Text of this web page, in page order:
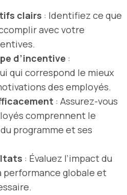
clairs : Identifiez ce que
avec votre
d’incentive :
qui correspond le mieux
des employés.
: Assurez-vous
comprennent le
programme et ses
: Évaluez l’impact du
performance globale et